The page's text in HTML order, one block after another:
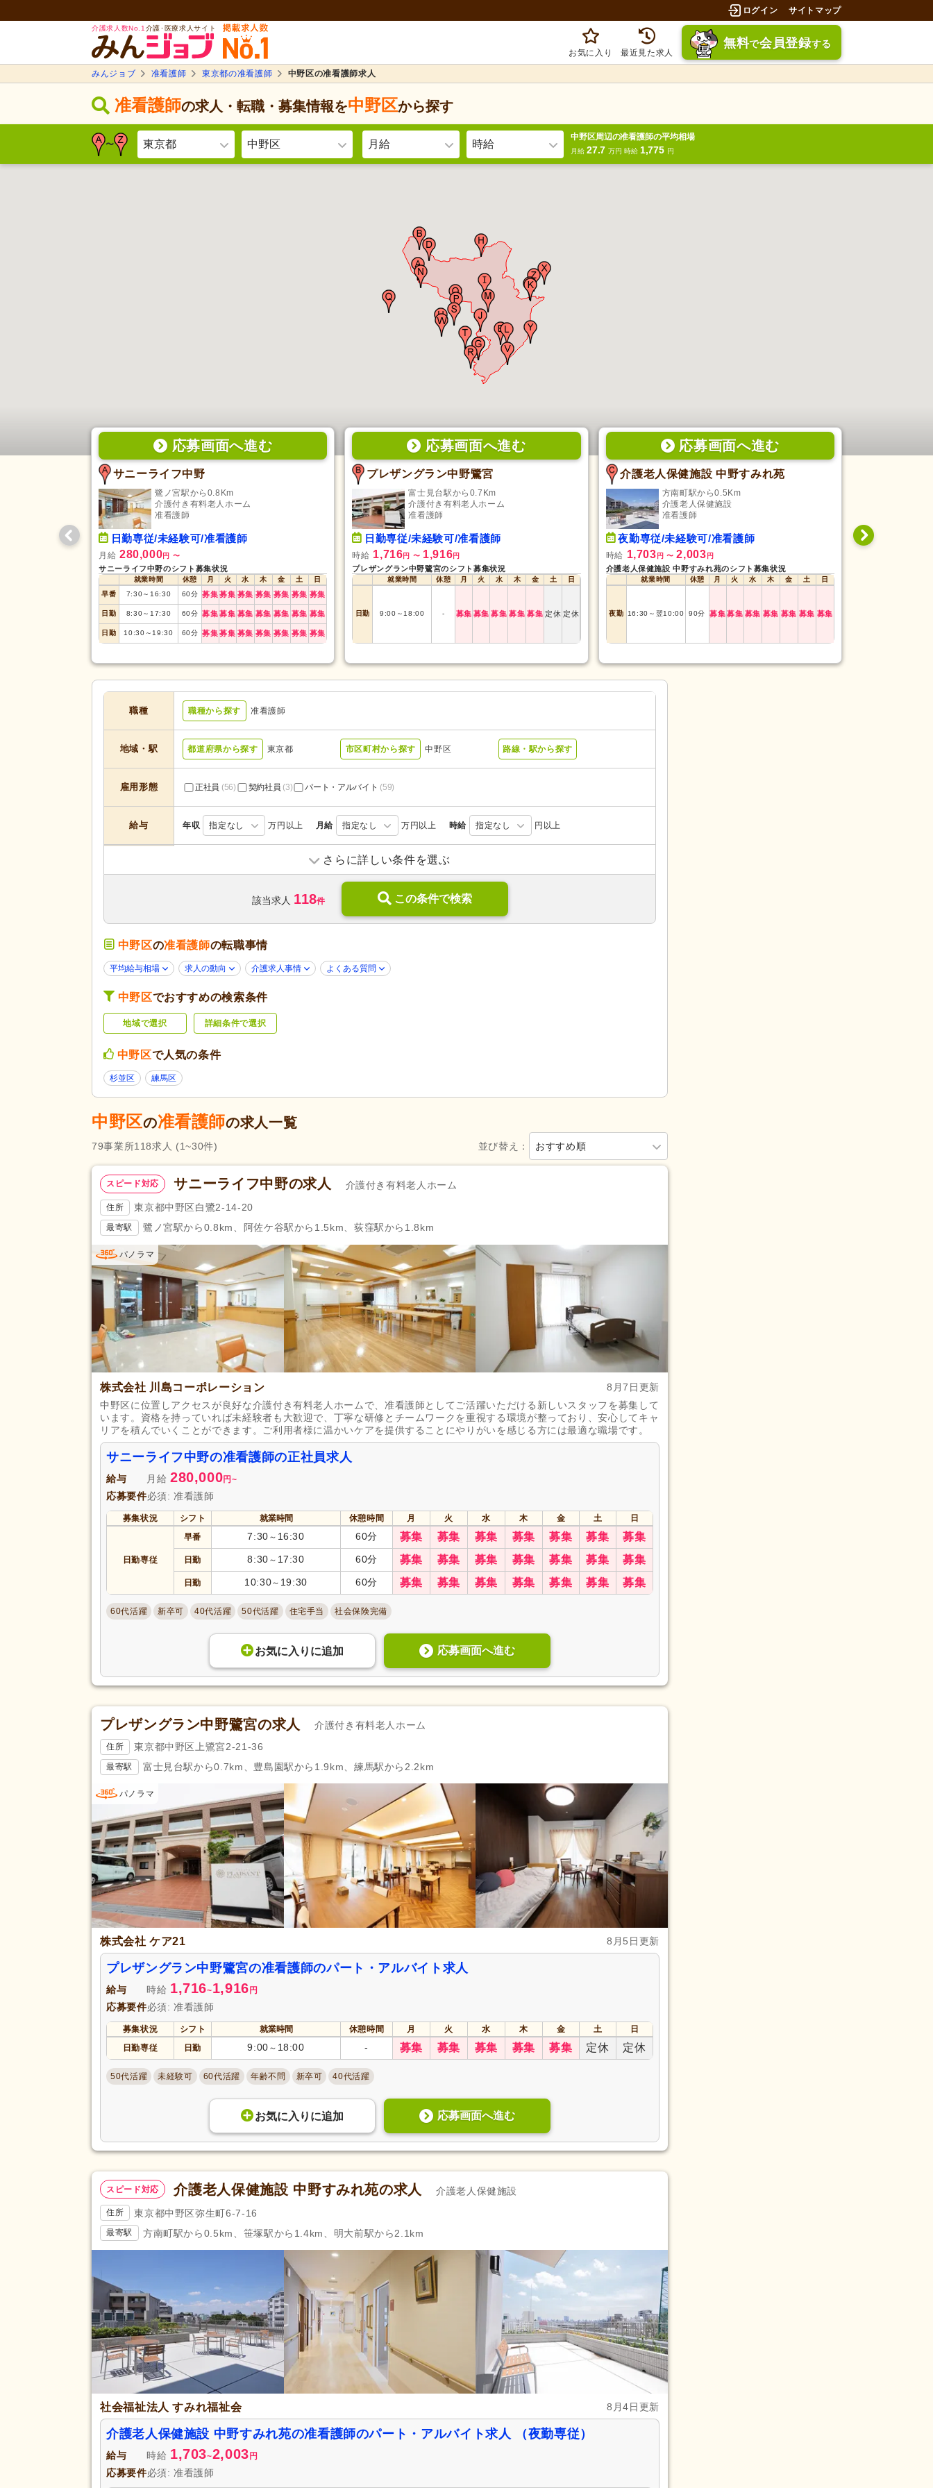
ログイン サイトマップ
介護求人数No.1 介護･医療求人サイト
お気に入り 最近見た求人
無料で会員登録する
みんジョブ 准看護師 東京都の准看護師 中野区の准看護師求人
准看護師の求人・転職・募集情報を中野区から探す
〜 東京都 中野区 月給 時給
中野区周辺の准看護師の平均相場
月給 27.7万円 時給 1,775 円
応募画面へ進む
サニーライフ中野
鷺ノ宮駅から0.8Km
介護付き有料老人ホーム
准看護師
日勤専従/未経験可/准看護師
月給 280,000円 〜
サニーライフ中野のシフト募集状況
就業時間 休憩 月 火 水 木 金 土
日
早番
7:30～ 16:30 60分 募集募集 募集 募集 募集 募集 募集
日勤 8:30～ 17:30 60分 募集募集 募集 募集 募集 募集 募集
日勤 10:30 ～ 19:30 60分 募集募集 募集 募集 募集 募集 募集
応募画面へ進む
プレザングラン中野鷺宮
富士見台駅から0.7Km
介護付き有料老人ホーム
准看護師
日勤専従/未経験可/准看護師
時給 1,716円 〜 1,916円
プレザングラン中野鷺宮のシフト募集状況
就業時間 休憩 月 火 水 木 金 土 日
日勤 9:00 ～ 18:00 - 募集 募集 募集 募集 募集 定休 定休
応募画面へ進む
介護老人保健施設 中野すみれ苑
方南町駅から0.5Km
介護老人保健施設
准看護師
夜勤専従/未経験可/准看護師
時給 1,703 円 〜 2,003 円
介護老人保健施設 中野すみれ苑のシフト募集状況
就業時間 休憩 月 火 水 木 金 土 日
夜勤 16:30 ～ 翌10:00 90分 募集募集 募集 募集 募集 募集 募集
日勤専従/未
職種 職種から探す 准看護師
地域・駅 都道府県から探す 東京都 市区町村から探す 中野区 路線・駅から探す
雇用形態 正社員 (56) 契約社員 (3) パート・アルバイト (59)
給与 年収 指定なし 万円以上 月給 指定なし 万円以上 時給 指定なし 円以上
訪問入浴 (2)
デイサービス(7) デイケア(3) ショートステイ(4)
介護付き有料老人ホーム(13) ケアハウス (1)
病院(2)
障がい者支援(3)
応募条件・こ
だわり
未経験可(57) 新規オープン
子育てママパパ活躍
60代活躍(17)
勤務形態
残業ほぼなし
夜勤のみ可 (3) 午後のみ可(16)
時短勤務相談可 週2日から可(1)
応募資格 准看護師 (118)
休日・休暇
完全週休2日 (17) 週休2日(11)
土日祝休み(8)
年間休日110日以上 (8) 年間休日120日以上 (3) 産休あり(110)
育休あり(117) 介護休業 (30) 看護休暇
夏季休暇 冬季休暇(4) 年末年始休暇 (7)
給与・手当
福利厚生
賞与あり(68) 社会保険完備(116) 研修制度あり (109)
企業年金(1) 昇給あり (113)
退職金あり
資格取得支援あり (13) 通勤手当(72) 人事評価制度あり (110)
処遇改善手当(21) 夜勤手当(7) 寮・社宅あり(9)
託児施設あり(6) 資格手当(26) 扶養控除内考慮あり(22)
扶養手当(19)
副業可(24)
アクセス
バイク通勤可(3)
さらに詳しい条件を選ぶ
該当求人 118件 この条件で検索
中野区の准看護師の転職事情
平均給与相場 求人の動向 介護求人事情 よくある質問
中野区でおすすめの検索条件
地域で選択 詳細条件で選択
中野区で人気の条件
杉並区 練馬区
中野区の准看護師の求人一覧
並び替え： おすすめ順
79事業所118求人 (1~30件)
スピード対応 サニーライフ中野の求人 介護付き有料老人ホーム
住所 東京都中野区白鷺2-14-20
最寄駅 鷺ノ宮駅から0.8km、阿佐ケ谷駅から1.5km、荻窪駅から1.8km
パノラマ
株式会社 川島コーポレーション
8月7日更新
中野区に位置しアクセスが良好な介護付き有料老人ホームで、准看護師としてご活躍いただける新しいスタッフを募集して
います。資格を持っていれば未経験者も大歓迎で、丁寧な研修とチームワークを重視する環境が整っており、安心してキャ
リアを積んでいくことができます。ご利用者様に温かいケアを提供することにやりがいを感じる方には最適な職場です。
サニーライフ中野の准看護師の正社員求人
給与 月給 280,000円~
応募要件必須: 准看護師
募集状況 シフト 就業時間 休憩時間 月 火 水 木 金 土 日
日勤専従
早番 7:30 ～ 16:30 60分 募集 募集 募集 募集 募集 募集 募集
日勤 8:30 ～ 17:30 60分 募集 募集 募集 募集 募集 募集 募集
日勤 10:30～ 19:30 60分 募集 募集 募集 募集 募集 募集 募集
60代活躍 新卒可 40代活躍 50代活躍 住宅手当 社会保険完備
お気に入り に追加 応募画面へ進む
プレザングラン中野鷺宮の求人 介護付き有料老人ホーム
住所 東京都中野区上鷺宮2-21-36
最寄駅 富士見台駅から0.7km、豊島園駅から1.9km、練馬駅から2.2km
パノラマ
株式会社 ケア21 8月5日更新
プレザングラン中野鷺宮の准看護師のパート・アルバイト求人
給与 時給 1,716~1,916 円
応募要件必須: 准看護師
募集状況 シフト 就業時間 休憩時間 月 火 水 木 金 土
日
日勤専従
日勤 9:00 ～ 18:00 - 募集 募集 募集 募集 募集 定休 定休
50代活躍 未経験可 60代活躍 年齢不問 新卒可 40代活躍
お気に入り に追加 応募画面へ進む
スピード対応 介護老人保健施設 中野すみれ苑の求人 介護老人保健施設
住所 東京都中野区弥生町6-7-16
最寄駅 方南町駅から0.5km、笹塚駅から1.4km、明大前駅から2.1km
社会福祉法人 すみれ福祉会 8月4日更新
介護老人保健施設 中野すみれ苑の准看護師のパート・アルバイト求人 （夜勤専従）
給与 時給 1,703~2,003 円
応募要件必須: 准看護師